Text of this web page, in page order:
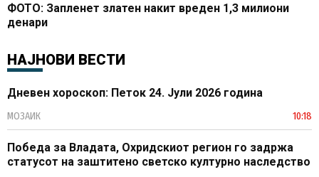
ФОТО: Запленет златен накит вреден 1,3 милиони
денари
НАЈНОВИ ВЕСТИ
Дневен хороскоп: Петок 24. Јули 2026 година
МОЗАИК 10:18
Победа за Владата, Охридскиот регион го задржа
статусот на заштитено светско културно наследство